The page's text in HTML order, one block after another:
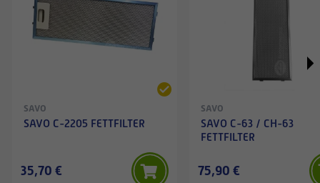
SAVO
SAVO C-2205 FETTFILTER
35,70 €
SAVO
SAVO C-63 / CH-63
FETTFILTER
75,90 €